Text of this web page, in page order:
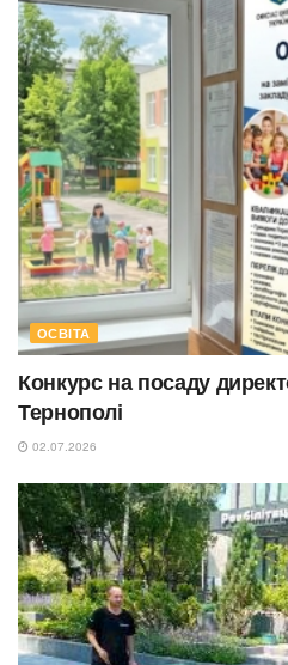
ОСВІТА
Конкурс на посаду
Тернополі
02.07.2026